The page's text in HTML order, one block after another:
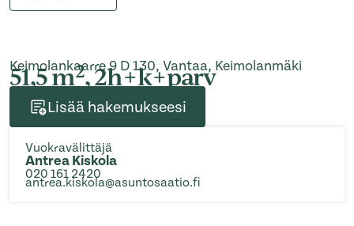
Keimolankaarre 9 D 130, Vantaa, Keimolanmäki
51,5 m2, 2h+k+parv
Lisää hakemukseesi
Vuokravälittäjä
Antrea Kiskola
020 161 2420
antrea.kiskola@asuntosaatio.fi